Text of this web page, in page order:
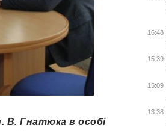
В. Гнатюка в особі
16:48
15:39
15:09
13:38